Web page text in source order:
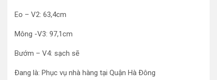
Eo – V2: 63,4cm
Mông -V3: 97,1cm
Bướm – V4: sạch sẽ
Đang là: Phục vụ nhà hàng tại Quận Hà Đông